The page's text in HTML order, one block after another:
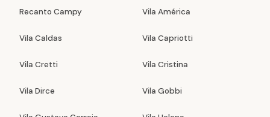
Recanto Campy Vila América
Vila Caldas Vila Capriotti
Vila Cretti Vila Cristina
Vila Dirce Vila Gobbi